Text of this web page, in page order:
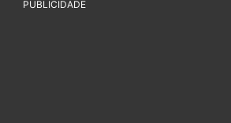
PUBLICIDADE